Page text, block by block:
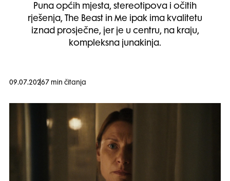
Puna općih mjesta, stereotipova i očitih
rješenja, The Beast in Me ipak ima kvalitetu
iznad prosječne, jer je u centru, na kraju,
kompleksna junakinja.
09.07.20267 min čitanja